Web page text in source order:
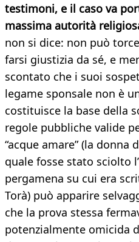
testimoni, e il caso va
massima autorità
non si dice: non può
farsi giustizia da sé, e
scontato che i suoi
legame sponsale non è
costituisce la base della
regole pubbliche valide
“acque amare” (la donna
quale fosse stato sciolto
pergamena su cui era
Torà) può apparire
che la prova stessa
potenzialmente omicida